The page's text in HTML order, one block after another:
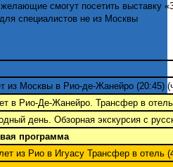
смогут посетить выставку
специалистов не из Москвы
из Москвы в Рио-де-Жанейро (20:45)
в Рио-Де-Жанейро. Трансфер в
день. Обзорная экскурсия с
программа
из Рио в Игуасу Трансфер в отель